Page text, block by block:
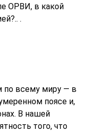
ОРВИ, в какой
.
по всему миру — в
поясе и,
В нашей
того, что